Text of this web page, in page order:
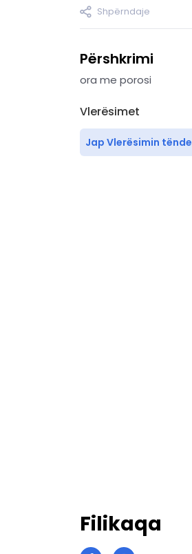
Shpërndaje
Përshkrimi
ora me porosi
Vlerësimet
Jap Vlerësimin tënde
Filikaqa